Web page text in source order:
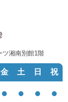
湘南別館1階
金 土 日 祝
● ● ● ●